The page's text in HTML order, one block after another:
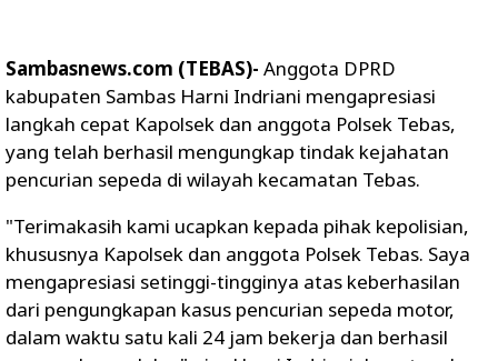
Sambasnews.com (TEBAS)- Anggota DPRD
kabupaten Sambas Harni Indriani mengapresiasi
langkah cepat Kapolsek dan anggota Polsek Tebas,
yang telah berhasil mengungkap tindak kejahatan
pencurian sepeda di wilayah kecamatan Tebas.
"Terimakasih kami ucapkan kepada pihak kepolisian,
khususnya Kapolsek dan anggota Polsek Tebas. Saya
mengapresiasi setinggi-tingginya atas keberhasilan
dari pengungkapan kasus pencurian sepeda motor,
dalam waktu satu kali 24 jam bekerja dan berhasil